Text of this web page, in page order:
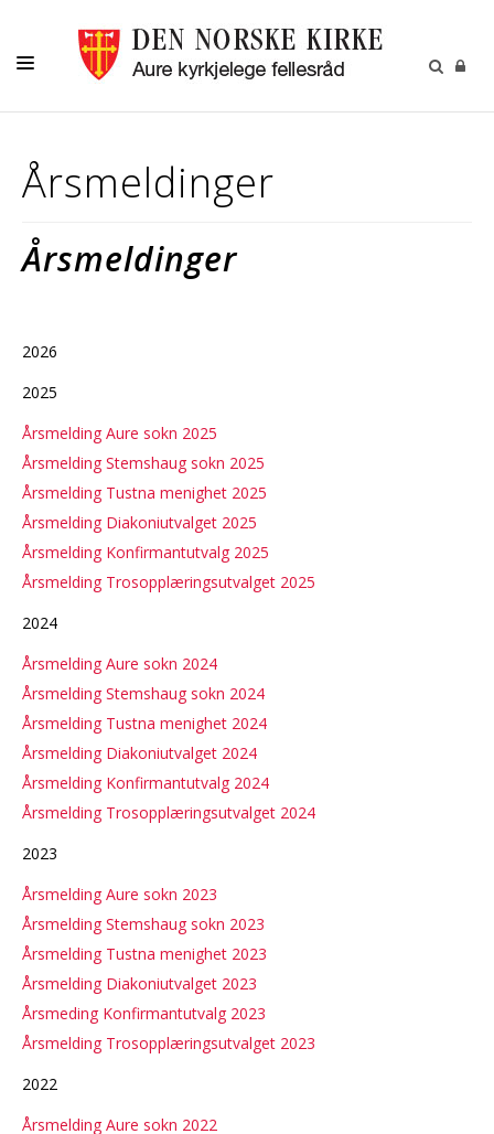
MENIGHETSBLAD
UNGE
KIRKENE
KALENDER
OM OSS
GRAVPLASSMYNDIGHET
Årsmeldinger
Årsmeldinger
2026
2025
Årsmelding Aure sokn 2025
Årsmelding Stemshaug sokn 2025
Årsmelding Tustna menighet 2025
Årsmelding Diakoniutvalget 2025
Årsmelding Konfirmantutvalg 2025
Årsmelding Trosopplæringsutvalget 2025
2024
Årsmelding Aure sokn 2024
Årsmelding Stemshaug sokn 2024
Årsmelding Tustna menighet 2024
Årsmelding Diakoniutvalget 2024
Årsmelding Konfirmantutvalg 2024
Årsmelding Trosopplæringsutvalget 2024
2023
Årsmelding Aure sokn 2023
Årsmelding Stemshaug sokn 2023
Årsmelding Tustna menighet 2023
Årsmelding Diakoniutvalget 2023
Årsmeding Konfirmantutvalg 2023
Årsmelding Trosopplæringsutvalget 2023
2022
Årsmelding Aure sokn 2022